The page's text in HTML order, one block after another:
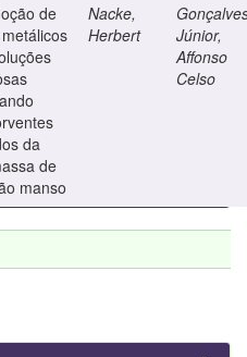
de
da
de
manso
Nacke,
Herbert
Júnior,
Affonso
Celso